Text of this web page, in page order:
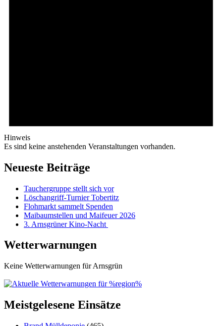
Hinweis
Es sind keine anstehenden Veranstaltungen vorhanden.
Neueste Beiträge
Tauchergruppe stellt sich vor
Löschangriff-Turnier Tobertitz
Flohmarkt sammelt Spenden
Maibaumstellen und Maifeuer 2026
3. Arnsgrüner Kino-Nacht
Wetterwarnungen
Keine Wetterwarnungen für Arnsgrün
Meistgelesene Einsätze